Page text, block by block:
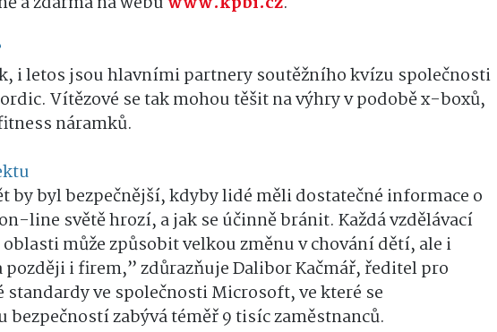
i letos jsou hlavními partnery soutěžního kvízu společnosti
Vítězové se tak mohou těšit na výhry v podobě x-boxů,
náramků.
by byl bezpečnější, kdyby lidé měli dostatečné informace o
line světě hrozí, a jak se účinně bránit. Každá vzdělávací
může způsobit velkou změnu v chování dětí, ale i
později i firem,” zdůrazňuje Dalibor Kačmář, ředitel pro
standardy ve společnosti Microsoft, ve které se
bezpečností zabývá téměř 9 tisíc zaměstnanců.